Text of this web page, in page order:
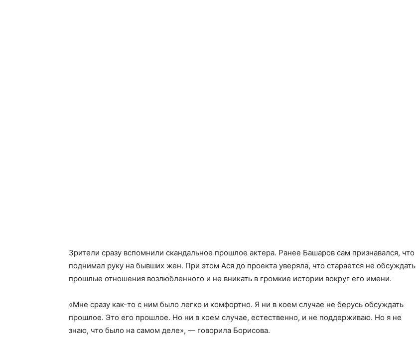
Зрители сразу вспомнили скандальное прошлое актера. Ранее Башаров сам признавался, что
поднимал руку на бывших жен. При этом Ася до проекта уверяла, что старается не обсуждать
прошлые отношения возлюбленного и не вникать в громкие истории вокруг его имени.
«Мне сразу как-то с ним было легко и комфортно. Я ни в коем случае не берусь обсуждать
прошлое. Это его прошлое. Но ни в коем случае, естественно, и не поддерживаю. Но я не
знаю, что было на самом деле», — говорила Борисова.